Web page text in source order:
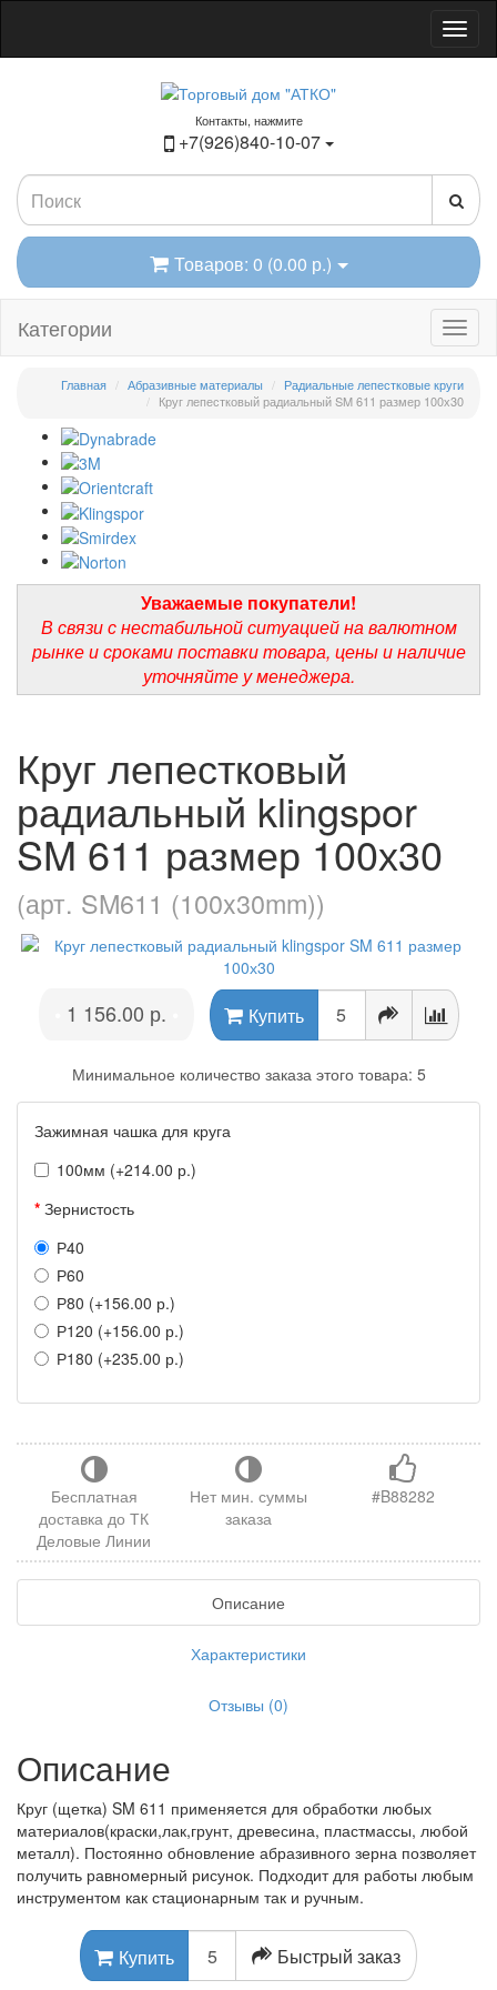
Контакты, нажмите
+7(926)840-10-07
Товаров: 0 (0.00 р.)
Категории
Главная Абразивные материалы
Радиальные лепестковые круги
Круг лепестковый радиальный SM 611 размер 100х30
Уважаемые покупатели!
В связи с нестабильной ситуацией на валютном
рынке и сроками поставки товара, цены и наличие
уточняйте у менеджера.
Круг лепестковый
радиальный klingspor
SM 611 размер 100х30
(арт. SM611 (100x30mm))
1 156.00 р. Купить
Минимальное количество заказа этого товара: 5
Зажимная чашка для круга
100мм (+214.00 р.)
Зернистость
Р40
Р60
Р80 (+156.00 р.)
Р120 (+156.00 р.)
Р180 (+235.00 р.)
Бесплатная
доставка до ТК
Деловые Линии
Нет мин. суммы
заказа
#B88282
Описание
Характеристики
Отзывы (0)
Описание
Круг (щетка) SM 611 применяется для обработки любых
материалов(краски,лак,грунт, древесина, пластмассы, любой
металл). Постоянно обновление абразивного зерна позволяет
получить равномерный рисунок. Подходит для работы любым
инструментом как стационарным так и ручным.
Купить Быстрый заказ